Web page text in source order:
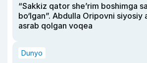
“Sakkiz qator she’rim boshimga
bo‘lgan”. Abdulla Oripovni siyosiy
asrab qolgan voqea
Dunyo